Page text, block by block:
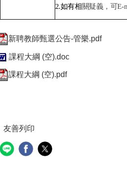
2.如有相關疑義，可E-
新聘教師甄選公告-管樂.pdf
課程大綱 (空).doc
課程大綱 (空).pdf
友善列印